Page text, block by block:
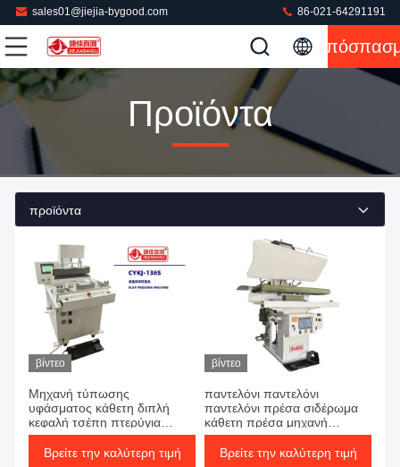
sales01@jiejia-bygood.com 86-021-64291191
Προϊόντα
προϊόντα
βίντεο
Μηχανή τύπωσης
υφάσματος κάθετη διπλή
κεφαλή τσέπη πτερύγια
συσκευή πίεσης με
ρυθμιζόμενο ψεκασμό ατμού
Βρείτε την καλύτερη τιμή
βίντεο
παντελόνι παντελόνι
παντελόνι πρέσα σιδέρωμα
κάθετη πρέσα μηχανή
διαφορετικό είδος υφάσματος
Βρείτε την καλύτερη τιμή